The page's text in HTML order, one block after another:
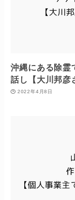
沖縄にある除霊
話し【大川邦彦
2022年4月8日